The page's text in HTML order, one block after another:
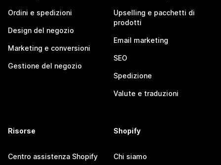
Ordini e spedizioni
Design del negozio
Marketing e conversioni
Gestione del negozio
Upselling e pacchetti di
prodotti
Email marketing
SEO
Spedizione
Valute e traduzioni
Risorse
Centro assistenza Shopify
Shopify
Chi siamo